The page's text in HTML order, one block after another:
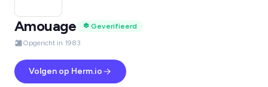
Amouage
Geverifieerd
Opgericht in 1983
Volgen op Herm.io